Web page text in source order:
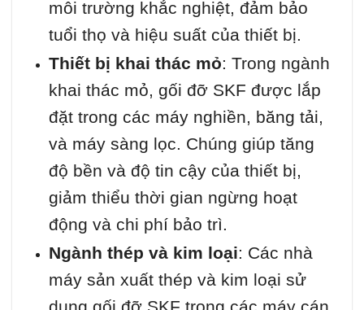
môi trường khắc nghiệt, đảm bảo
tuổi thọ và hiệu suất của thiết bị.
Thiết bị khai thác mỏ: Trong ngành
khai thác mỏ, gối đỡ SKF được lắp
đặt trong các máy nghiền, băng tải,
và máy sàng lọc. Chúng giúp tăng
độ bền và độ tin cậy của thiết bị,
giảm thiểu thời gian ngừng hoạt
động và chi phí bảo trì.
Ngành thép và kim loại: Các nhà
máy sản xuất thép và kim loại sử